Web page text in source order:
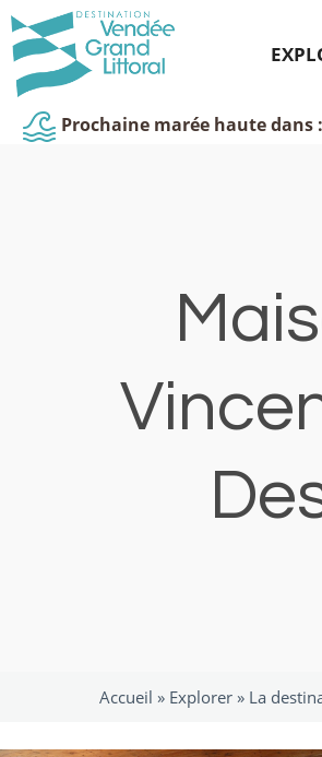
Prochaine marée haute dans :
Accueil » Explorer» La